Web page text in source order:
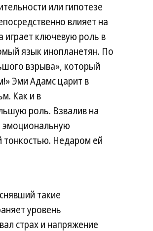
или гипотезе
влияет на
ключевую роль в
язык инопланетян. По
взрыва», который
Эми Адамс царит в
Как и в
роль. Взвалив на
эмоциональную
тонкостью. Недаром ей
такие
уровень
страх и напряжение